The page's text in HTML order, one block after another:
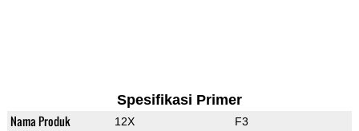
Spesifikasi Primer
Nama Produk 12X F3